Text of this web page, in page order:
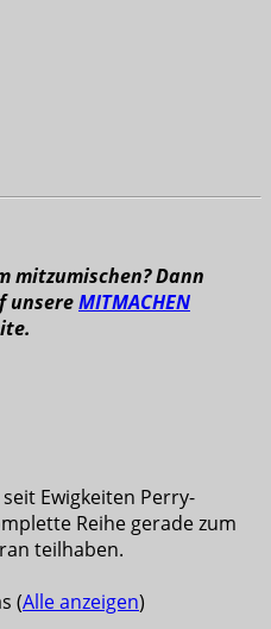
mitzumischen? Dann
unsereMITMACHEN
Ewigkeiten Perry-
Reihe gerade zum
teilhaben.
(Alle anzeigen)